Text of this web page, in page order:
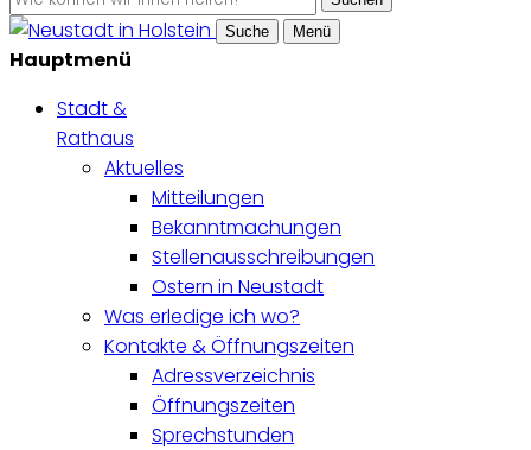
Suche
Menü
Hauptmenü
Stadt &
Rathaus
Aktuelles
Mitteilungen
Bekanntmachungen
Stellenausschreibungen
Ostern in Neustadt
Was erledige ich wo?
Kontakte & Öffnungszeiten
Adressverzeichnis
Öffnungszeiten
Sprechstunden